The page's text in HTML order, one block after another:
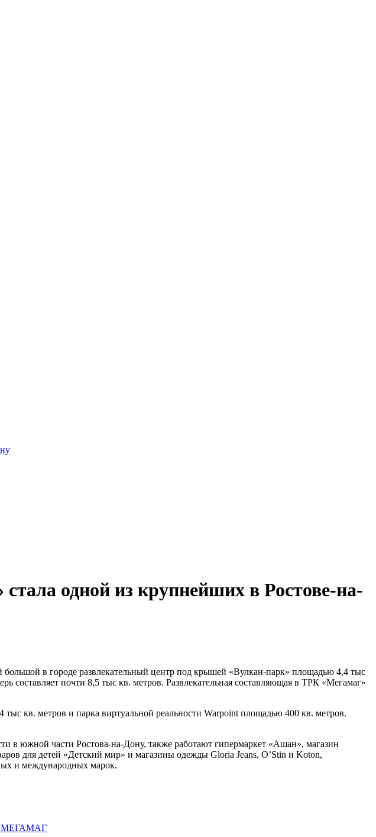
одной из крупнейших в Ростове-на-
большой в городе развлекательный центр под крышей «Вулкан-парк» площадью 4,4 тыс
составляет почти 8,5 тыс кв. метров. Развлекательная составляющая в ТРК «Мегамаг»
кв. метров и парка виртуальной реальности Warpoint площадью 400 кв. метров.
в южной части Ростова-на-Дону, также работают гипермаркет «Ашан», магазин
для детей «Детский мир» и магазины одежды Gloria Jeans, O’Stin и Koton,
и международных марок.
МЕГАМАГ